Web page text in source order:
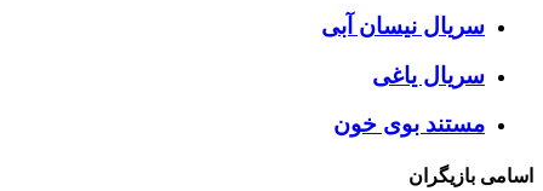
سریال نیسان آبی
سریال یاغی
مستند بوی خون
اسامی بازیگران